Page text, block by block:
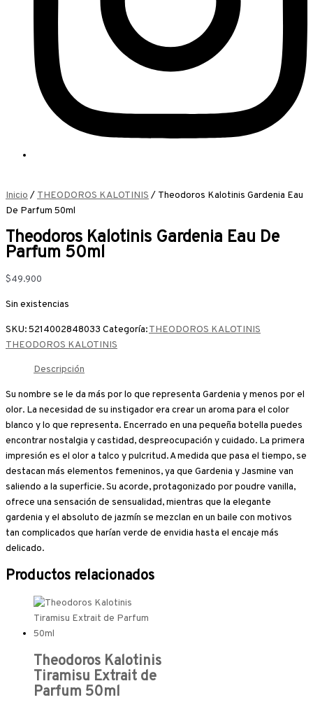
Inicio/ THEODOROS KALOTINIS/ Theodoros Kalotinis Gardenia Eau
De Parfum 50ml
Theodoros Kalotinis Gardenia Eau De
Parfum 50ml
$49.900
Sin existencias
SKU:5214002848033 Categoría:THEODOROS KALOTINIS
THEODOROS KALOTINIS
Descripción
Su nombre se le da más por lo que representa Gardenia y menos por el
olor. La necesidad de su instigador era crear un aroma para el color
blanco y lo que representa. Encerrado en una pequeña botella puedes
encontrar nostalgia y castidad, despreocupación y cuidado. La primera
impresión es el olor a talco y pulcritud. A medida que pasa el tiempo, se
destacan más elementos femeninos, ya que Gardenia y Jasmine van
saliendo a la superficie. Su acorde, protagonizado por poudre vanilla,
ofrece una sensación de sensualidad, mientras que la elegante
gardenia y el absoluto de jazmín se mezclan en un baile con motivos
tan complicados que harían verde de envidia hasta el encaje más
delicado.
Productos relacionados
Theodoros Kalotinis
Tiramisu Extrait de
Parfum 50ml